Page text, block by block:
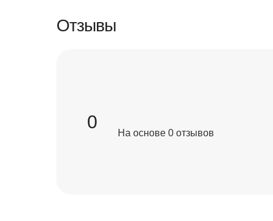
Отзывы
На основе 0 отзывов
0